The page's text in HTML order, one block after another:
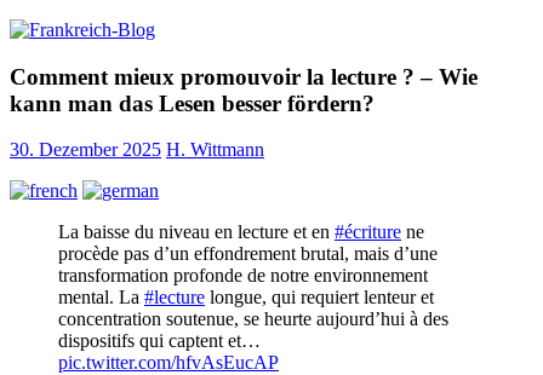
Comment mieux promouvoir la lecture ? – Wie
kann man das Lesen besser fördern?
30. Dezember 2025 H. Wittmann
La baisse du niveau en lecture et en #écriture ne
procède pas d’un effondrement brutal, mais d’une
transformation profonde de notre environnement
mental. La #lecture longue, qui requiert lenteur et
concentration soutenue, se heurte aujourd’hui à des
dispositifs qui captent et…
pic.twitter.com/hfvAsEucAP